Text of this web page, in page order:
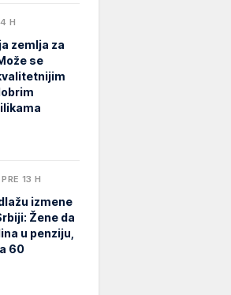
H
zemlja za
se
PRE 13 H
izmene
Žene da
u penziju,
60